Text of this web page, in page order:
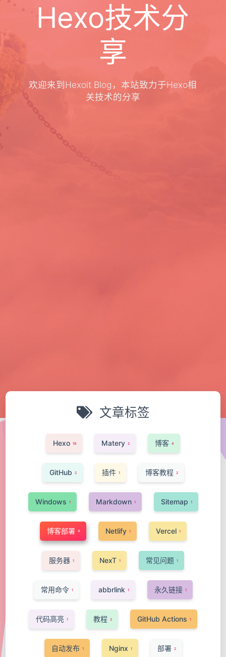
Hexo技术分
享
欢迎来到Hexoit Blog，本站致力于Hexo相
关技术的分享
文章标签
Hexo 18 Matery 2 博客 4
GitHub 2 插件 1 博客教程 2
Windows 1 Markdown 1 Sitemap 1
博客部署 4 Netlify 1 Vercel 1
服务器 1 NexT 1 常见问题 1
常用命令 1 abbrlink 1 永久链接 1
代码高亮 1 教程 2 GitHub Actions 1
自动发布 1 Nginx 1 部署 2